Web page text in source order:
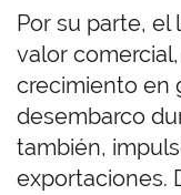
Por su parte,
valor
crecimiento en
desembarco
también,
exportaciones.